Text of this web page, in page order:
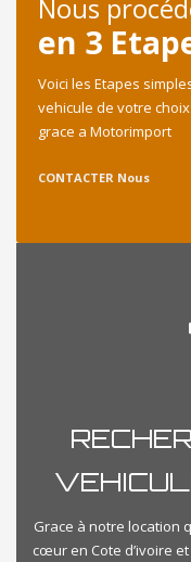
Nous
en 3
Voici les Etapes
vehicule de votre
grace a Motorimport
CONTACTER Nous
Grace à notre location
cœur en Cote d’ivoire